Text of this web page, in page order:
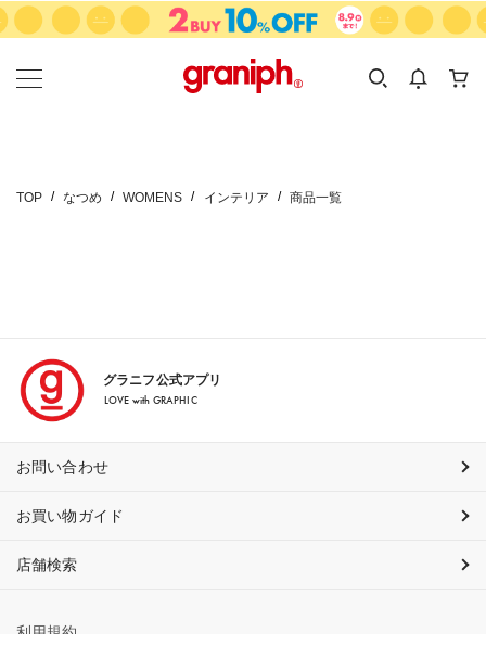
カテゴリーから探す
KIDS
カテゴリ
サイズ
TOP なつめ WOMENS インテリア 商品一覧
グラニフ公式アプリ
LOVE with GRAPHIC
お問い合わせ
お買い物ガイド
店舗検索
利用規約